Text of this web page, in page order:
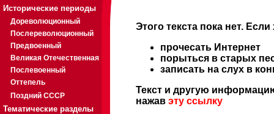
Исторические периоды
Дореволюционный
Послереволюционный
Предвоенный
Великая Отечественная
Послевоенный
Оттепель
Поздний СССР
Тематические разделы
Этого текста пока нет.
прочесать Интернет
порыться в старых
записать на слух в
Текст и другую
нажав эту ссылку